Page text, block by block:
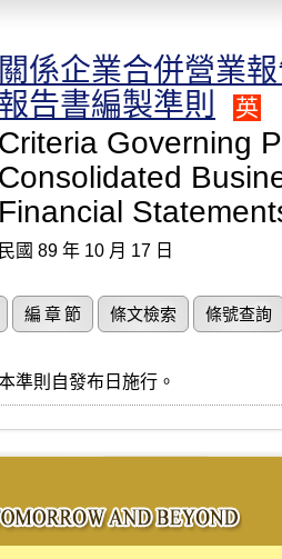
關係企業合併營業
報告書編製準則
英
Criteria Governing
Consolidated
Financial
民國 89 年 10 月 17 日
編 章 節 條文檢索 條號查詢
準則自發布日施行。